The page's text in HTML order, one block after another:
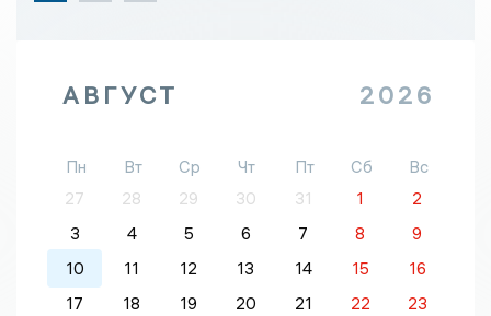
АВГУСТ 2026
Пн Вт Ср Чт Пт Сб
Вс
27
28 29 30 31 1
2
3
4 5 6 7 8
9
10
11 12 13 14 15
16
17
18 19 20 21 22
23